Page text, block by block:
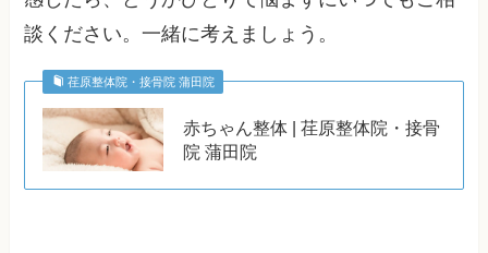
談ください。一緒に考えましょう。
荏原整体院・接骨院 蒲田院
赤ちゃん整体 | 荏原整体院・接骨
院 蒲田院